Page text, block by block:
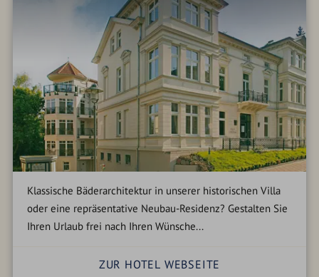
Klassische Bäderarchitektur in unserer historischen Villa
oder eine repräsentative Neubau-Residenz? Gestalten Sie
Ihren Urlaub frei nach Ihren Wünsche...
ZUR HOTEL WEBSEITE